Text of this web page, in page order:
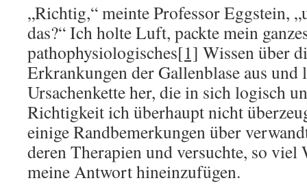
„Richtig,“ meinte Professor Eggstein,
das?“ Ich holte Luft, packte mein
pathophysiologisches[1] Wissen über
Erkrankungen der Gallenblase aus und
Ursachenkette her, die in sich logisch
Richtigkeit ich überhaupt nicht
einige Randbemerkungen über
deren Therapien und versuchte, so
meine Antwort hineinzufügen.